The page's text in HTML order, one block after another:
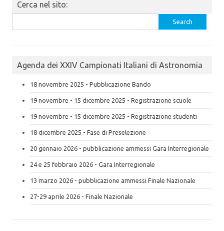
Cerca nel sito:
for:
Agenda dei XXIV Campionati Italiani di Astronomia
18 novembre 2025 - Pubblicazione Bando
19 novembre - 15 dicembre 2025 - Registrazione scuole
19 novembre - 15 dicembre 2025 - Registrazione studenti
18 dicembre 2025 - Fase di Preselezione
20 gennaio 2026 - pubblicazione ammessi Gara Interregionale
24 e 25 febbraio 2026 - Gara Interregionale
13 marzo 2026 - pubblicazione ammessi Finale Nazionale
27-29 aprile 2026 - Finale Nazionale